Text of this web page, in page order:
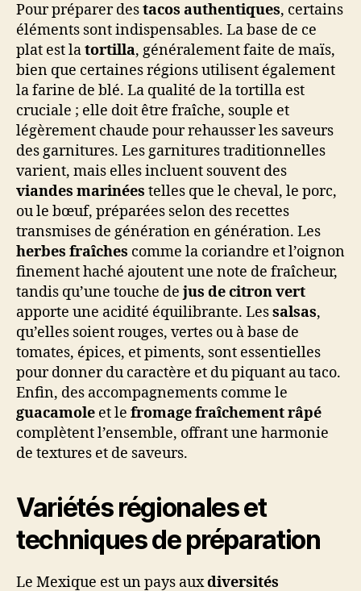
Pour préparer destacos authentiques, certains
éléments sont indispensables. La base de ce
plat est latortilla, généralement faite de maïs,
bien que certaines régions utilisent également
la farine de blé. La qualité de la tortilla est
cruciale ; elle doit être fraîche, souple et
légèrement chaude pour rehausser les saveurs
des garnitures. Les garnitures traditionnelles
varient, mais elles incluent souvent des
viandes marinées telles que le cheval, le porc,
ou le bœuf, préparées selon des recettes
transmises de génération en génération. Les
herbes fraîches comme la coriandre et l’oignon
finement haché ajoutent une note de fraîcheur,
tandis qu’une touche de jus de citron vert
apporte une acidité équilibrante. Lessalsas,
qu’elles soient rouges, vertes ou à base de
tomates, épices, et piments, sont essentielles
pour donner du caractère et du piquant au taco.
Enfin, des accompagnements comme le
guacamole et le fromage fraîchement râpé
complètent l’ensemble, offrant une harmonie
de textures et de saveurs.
Variétés régionales et
techniques de préparation
Le Mexique est un pays auxdiversités